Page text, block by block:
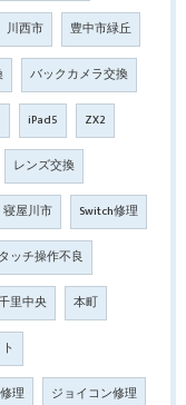
川西市 豊中市緑丘
バックカメラ交換
iPad5 ZX2
レンズ交換
寝屋川市 Switch修理
タッチ操作不良
里中央 本町
理 ジョイコン修理